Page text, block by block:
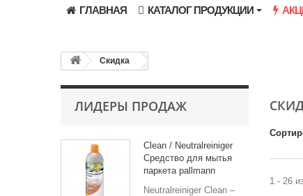
ГЛАВНАЯ КАТАЛОГ ПРОДУКЦИИ
Скидка
ЛИДЕРЫ ПРОДАЖ
Clean / Neutralreiniger
Средство для мытья
паркета pallmann
Neutralreiniger Clean –
1 - 26